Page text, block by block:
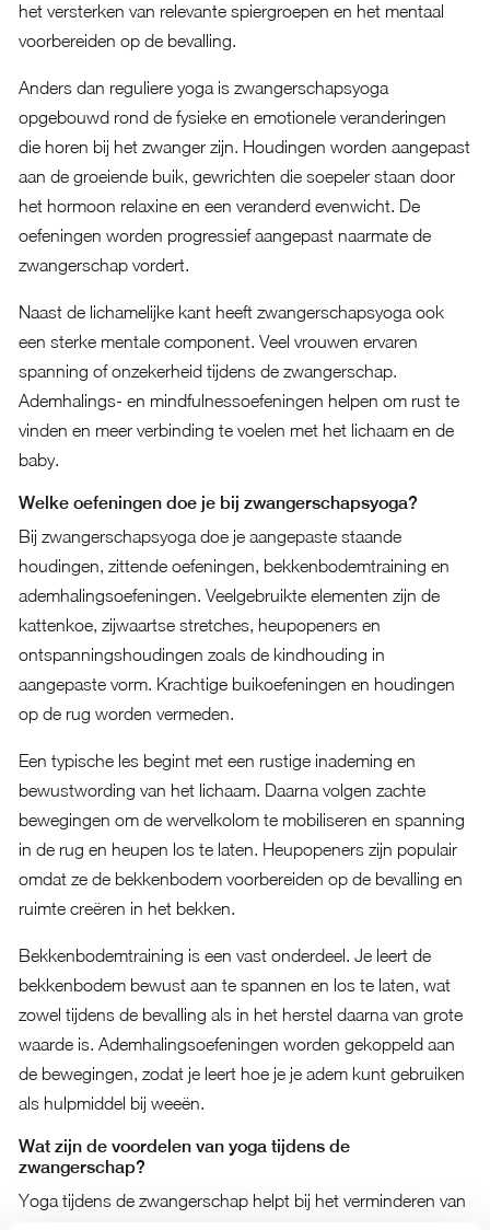
het versterken van relevante spiergroepen en het mentaal
voorbereiden op de bevalling.
Anders dan reguliere yoga is zwangerschapsyoga
opgebouwd rond de fysieke en emotionele veranderingen
die horen bij het zwanger zijn. Houdingen worden aangepast
aan de groeiende buik, gewrichten die soepeler staan door
het hormoon relaxine en een veranderd evenwicht. De
oefeningen worden progressief aangepast naarmate de
zwangerschap vordert.
Naast de lichamelijke kant heeft zwangerschapsyoga ook
een sterke mentale component. Veel vrouwen ervaren
spanning of onzekerheid tijdens de zwangerschap.
Ademhalings- en mindfulnessoefeningen helpen om rust te
vinden en meer verbinding te voelen met het lichaam en de
baby.
Welke oefeningen doe je bij zwangerschapsyoga?
Bij zwangerschapsyoga doe je aangepaste staande
houdingen, zittende oefeningen, bekkenbodemtraining en
ademhalingsoefeningen. Veelgebruikte elementen zijn de
kattenkoe, zijwaartse stretches, heupopeners en
ontspanningshoudingen zoals de kindhouding in
aangepaste vorm. Krachtige buikoefeningen en houdingen
op de rug worden vermeden.
Een typische les begint met een rustige inademing en
bewustwording van het lichaam. Daarna volgen zachte
bewegingen om de wervelkolom te mobiliseren en spanning
in de rug en heupen los te laten. Heupopeners zijn populair
omdat ze de bekkenbodem voorbereiden op de bevalling en
ruimte creëren in het bekken.
Bekkenbodemtraining is een vast onderdeel. Je leert de
bekkenbodem bewust aan te spannen en los te laten, wat
zowel tijdens de bevalling als in het herstel daarna van grote
waarde is. Ademhalingsoefeningen worden gekoppeld aan
de bewegingen, zodat je leert hoe je je adem kunt gebruiken
als hulpmiddel bij weeën.
Wat zijn de voordelen van yoga tijdens de
zwangerschap?
Yoga tijdens de zwangerschap helpt bij het verminderen van